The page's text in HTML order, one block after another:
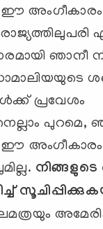
ഈ
ഞാനീ
പ്രവേശം
പുറമെ,
ഈ